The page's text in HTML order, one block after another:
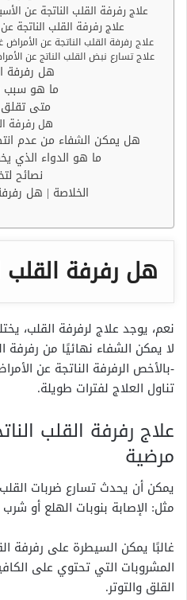
علاج رفرفة القلب الناتجة عن
علاج رفرفة القلب الناتجة
علاج رفرفة القلب الناتجة عن الأمراض غير القلبية
علاج تسارع نبض القلب الناتج عن الأمراض القلبية
هل رفرفة
ما هو سبب
هل رفرفة
هل يمكن الشفاء من عدم
الخلاصة | هل
هل رفرفة القلب
نعم، يوجد علاج لرفرفة القلب،
لا يمكن الشفاء نهائيًا من
-بالأخص الرفرفة الناتجة عن
تناول العلاج لفترات طويلة.
علاج رفرفة القلب
مرضية
يمكن أن يحدث تسارع ضربات
مثل: الإصابة بنوبات الهلع أو
غالبًا يمكن السيطرة على رفرفة
المشروبات التي تحتوي على
القلق والتوتر.